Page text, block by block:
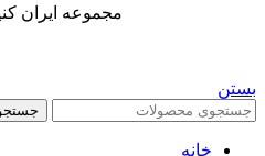
مجموعه ایران
بستن
خانه